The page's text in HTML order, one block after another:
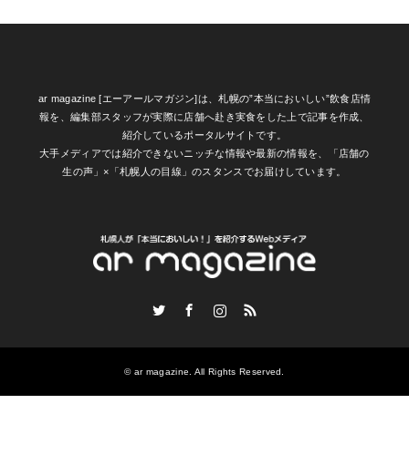
ar magazine [エーアールマガジン]は、札幌の”本当においしい”飲食店情
報を、編集部スタッフが実際に店舗へ赴き実食をした上で記事を作成、
紹介しているポータルサイトです。
大手メディアでは紹介できないニッチな情報や最新の情報を、「店舗の
生の声」×「札幌人の目線」のスタンスでお届けしています。
InstagramRSS
© ar magazine. All Rights Reserved.